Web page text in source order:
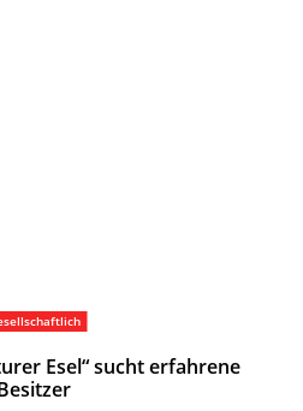
Esel“ sucht erfahrene